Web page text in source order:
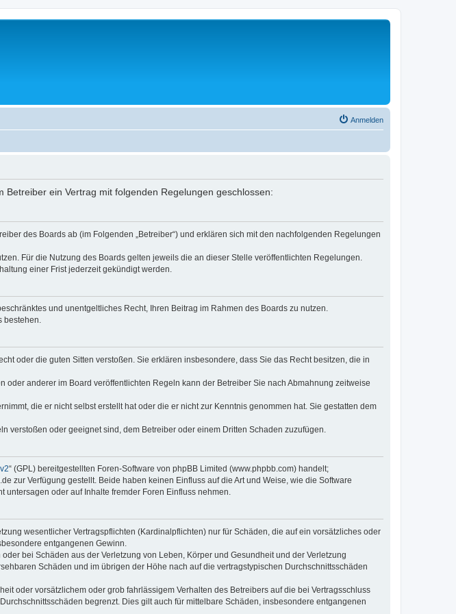
Anmelden
Betreiber ein Vertrag mit folgenden Regelungen geschlossen:
des Boards ab (im Folgenden „Betreiber“) und erklären sich mit den nachfolgenden Regelungen
Für die Nutzung des Boards gelten jeweils die an dieser Stelle veröffentlichten Regelungen.
einer Frist jederzeit gekündigt werden.
und unentgeltliches Recht, Ihren Beitrag im Rahmen des Boards zu nutzen.
bestehen.
oder die guten Sitten verstoßen. Sie erklären insbesondere, dass Sie das Recht besitzen, die in
anderer im Board veröffentlichten Regeln kann der Betreiber Sie nach Abmahnung zeitweise
die er nicht selbst erstellt hat oder die er nicht zur Kenntnis genommen hat. Sie gestatten dem
verstoßen oder geeignet sind, dem Betreiber oder einem Dritten Schaden zuzufügen.
“ (GPL) bereitgestellten Foren-Software von phpBB Limited (www.phpbb.com) handelt;
zur Verfügung gestellt. Beide haben keinen Einfluss auf die Art und Weise, wie die Software
untersagen oder auf Inhalte fremder Foren Einfluss nehmen.
wesentlicher Vertragspflichten (Kardinalpflichten) nur für Schäden, die auf ein vorsätzliches oder
entgangenen Gewinn.
bei Schäden aus der Verletzung von Leben, Körper und Gesundheit und der Verletzung
Schäden und im übrigen der Höhe nach auf die vertragstypischen Durchschnittsschäden
oder vorsätzlichem oder grob fahrlässigem Verhalten des Betreibers auf die bei Vertragsschluss
begrenzt. Dies gilt auch für mittelbare Schäden, insbesondere entgangenen